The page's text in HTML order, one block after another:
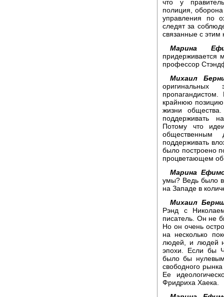
что у
полиция,
управления по
следят за
связанные с этим
Марина
придерживается
профессор
Михаил
крайнюю
жизни
поддерживать
Потому что
поддерживать
было построено
процветающем
Марина
умы? Ведь было
на Западе в
Михаил
Рэнд с
писатель. Он не
Но он очень
на несколько
людей, и людей
эпохи. Если бы
было бы
свободного
Ее
Фридриха Хаека.